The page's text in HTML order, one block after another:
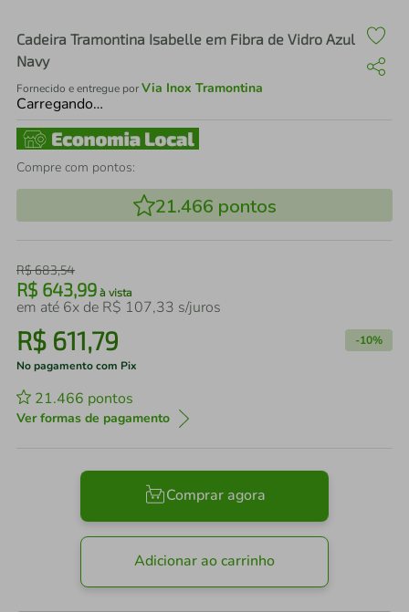
Cadeira Tramontina Isabelle em Fibra de Vidro Azul
Navy
Fornecido e entregue porVia Inox Tramontina
Carregando…
Compre com pontos:
21.466 pontos
R$683,54
R$ 643,99 à vista
em até 6x de R$ 107,33 s/juros
R$ 611,79 -10%
No pagamento com Pix
21.466 pontos
Ver formas de pagamento
Comprar agora
Adicionar ao carrinho